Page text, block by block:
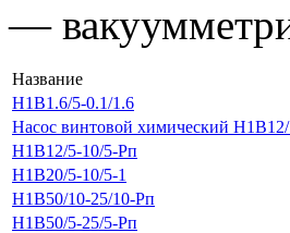
—
Название
Н1В1.6/5-0.1/1.6
Насос винтовой химический
Н1В12/5-10/5-Рп
Н1В20/5-10/5-1
Н1В50/10-25/10-Рп
Н1В50/5-25/5-Рп